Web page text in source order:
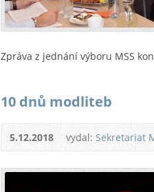
Zpráva z jednání výboru MSS
10 dnů modliteb
5.12.2018 vydal:Sekretariat